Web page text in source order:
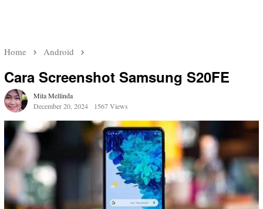
Home Android
Cara Screenshot Samsung S20FE
Mita Mellinda
December 20, 2024
1567 Views